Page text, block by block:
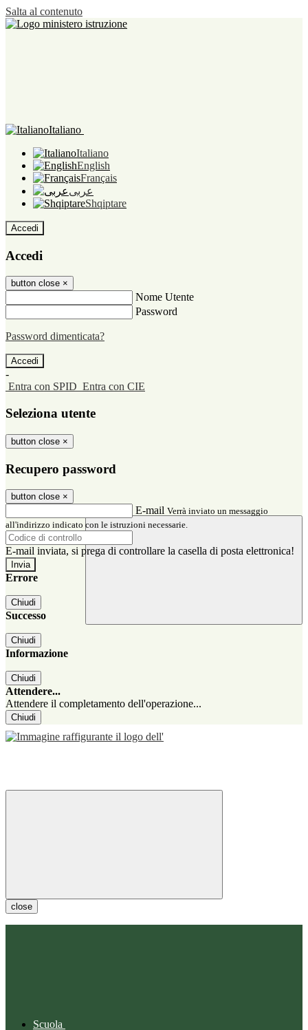
Salta al contenuto
Italiano
Italiano
English
Français
عربى
Shqiptare
Accedi
Accedi
button close ×
Nome Utente
Password
Password dimenticata?
-
Entra con SPID Entra con CIE
Seleziona utente
button close ×
Recupero password
button close ×
E-mail Verrà inviato un messaggio
all'indirizzo indicato con le istruzioni necessarie.
E-mail inviata, si prega di controllare la casella di posta elettronica!
Errore
Chiudi
Successo
Chiudi
Informazione
Chiudi
Attendere...
Attendere il completamento dell'operazione...
Chiudi
close
Scuola